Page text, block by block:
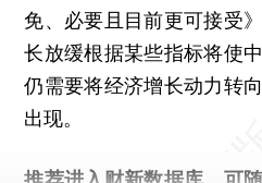
免、必要且目前更可接受
长放缓根据某些指标将使
仍需要将经济增长动力转
出现。